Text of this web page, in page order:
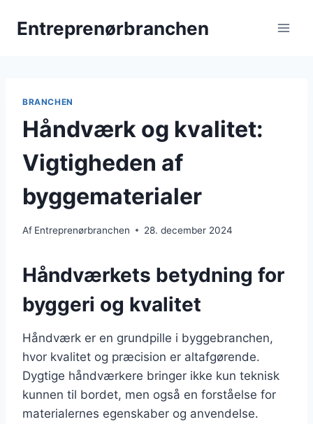
Entreprenørbranchen
BRANCHEN
Håndværk og kvalitet:
Vigtigheden af
byggematerialer
Af Entreprenørbranchen 28. december 2024
Håndværkets betydning for
byggeri og kvalitet
Håndværk er en grundpille i byggebranchen,
hvor kvalitet og præcision er altafgørende.
Dygtige håndværkere bringer ikke kun teknisk
kunnen til bordet, men også en forståelse for
materialernes egenskaber og anvendelse.